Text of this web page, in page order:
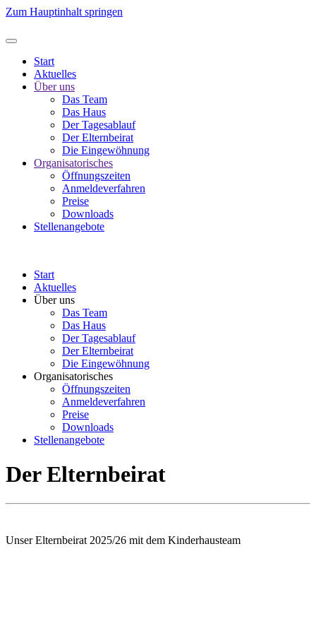
Zum Hauptinhalt springen
Start
Aktuelles
Über uns
Das Team
Das Haus
Der Tagesablauf
Der Elternbeirat
Die Eingewöhnung
Organisatorisches
Öffnungszeiten
Anmeldeverfahren
Preise
Downloads
Stellenangebote
Start
Aktuelles
Über uns
Das Team
Das Haus
Der Tagesablauf
Der Elternbeirat
Die Eingewöhnung
Organisatorisches
Öffnungszeiten
Anmeldeverfahren
Preise
Downloads
Stellenangebote
Der Elternbeirat
Unser Elternbeirat 2025/26 mit dem Kinderhausteam